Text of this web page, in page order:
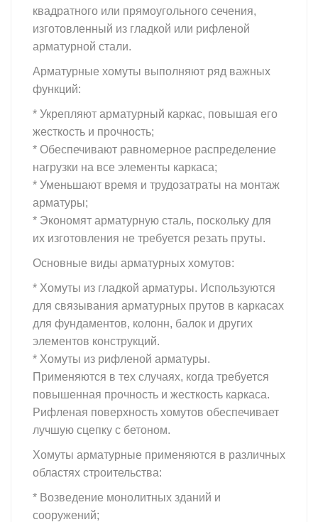
квадратного или прямоугольного сечения,
изготовленный из гладкой или рифленой
арматурной стали.
Арматурные хомуты выполняют ряд важных
функций:
* Укрепляют арматурный каркас, повышая его
жесткость и прочность;
* Обеспечивают равномерное распределение
нагрузки на все элементы каркаса;
* Уменьшают время и трудозатраты на монтаж
арматуры;
* Экономят арматурную сталь, поскольку для
их изготовления не требуется резать пруты.
Основные виды арматурных хомутов:
* Хомуты из гладкой арматуры. Используются
для связывания арматурных прутов в каркасах
для фундаментов, колонн, балок и других
элементов конструкций.
* Хомуты из рифленой арматуры.
Применяются в тех случаях, когда требуется
повышенная прочность и жесткость каркаса.
Рифленая поверхность хомутов обеспечивает
лучшую сцепку с бетоном.
Хомуты арматурные применяются в различных
областях строительства:
* Возведение монолитных зданий и
сооружений;